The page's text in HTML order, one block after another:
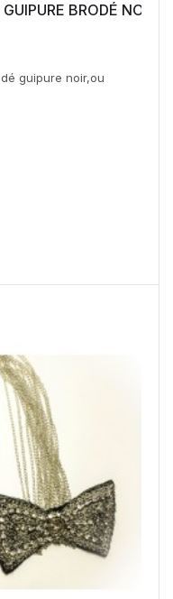
BRODÉ NOIR
guipure noir,ou